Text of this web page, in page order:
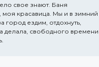
свое знают. Баня
моя красавица. Мы и в зимний
город ездим, отдохнуть,
делала, свободного времени